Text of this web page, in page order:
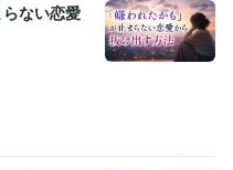
ない恋愛